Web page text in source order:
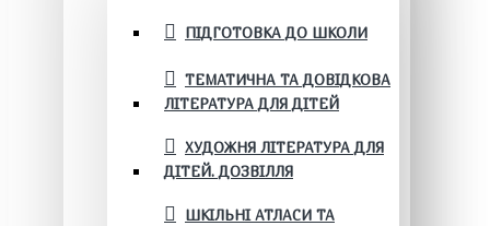
ПІДГОТОВКА ДО ШКОЛИ
ТЕМАТИЧНА ТА ДОВІДКОВА
ЛІТЕРАТУРА ДЛЯ ДІТЕЙ
ХУДОЖНЯ ЛІТЕРАТУРА ДЛЯ
ДІТЕЙ. ДОЗВІЛЛЯ
ШКІЛЬНІ АТЛАСИ ТА